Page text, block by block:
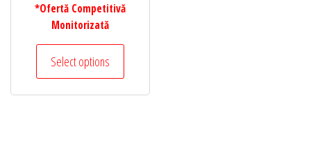
*Ofertă Competitivă
Monitorizată
Select options